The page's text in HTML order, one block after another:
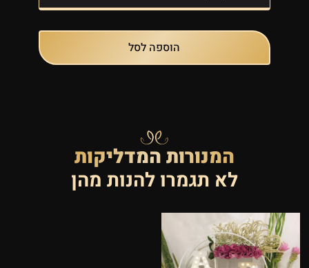
הוספה לסל
המנורות המדליקות
לא תגמרו להנות מהן